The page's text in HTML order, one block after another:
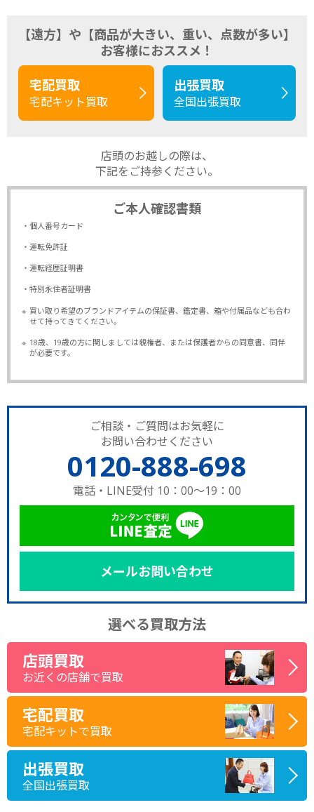
【遠方】や【商品が大きい、重い、点数が多い】
お客様におススメ！
宅配買取
宅配キット買取
出張買取
全国出張買取
店頭のお越しの際は、
下記をご持参ください。
ご本人確認書類
・個人番号カード
・運転免許証
・運転経歴証明書
・特別永住者証明書
※ 買い取り希望のブランドアイテムの保証書、鑑定書、箱や付属品なども合わ
せて持ってきてください。
※ 18歳、19歳の方に関しましては親権者、または保護者からの同意書、同伴
が必要です。
ご相談・ご質問はお気軽に
お問い合わせください
0120-888-698
電話・LINE受付 10：00～19：00
メールお問い合わせ
選べる買取方法
店頭買取
お近くの店舗で買取
宅配買取
宅配キットで買取
出張買取
全国出張買取